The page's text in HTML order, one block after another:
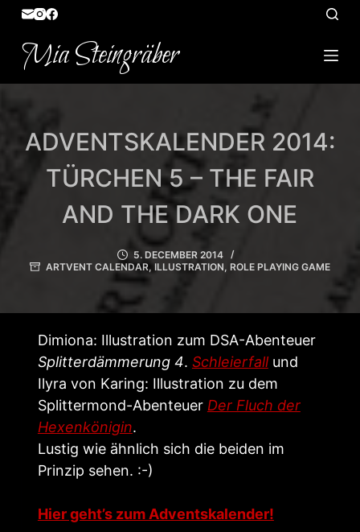
S
k
p
Mia Steingräber
ADVENTSKALENDER 2014:
TÜRCHEN 5 – THE FAIR
AND THE DARK ONE
5. DECEMBER 2014
ARTVENT CALENDAR, ILLUSTRATION, ROLE PLAYING GAME
Dimiona: Illustration zum DSA-Abenteuer
Splitterdämmerung 4. Schleierfallund
Ilyra von Karing: Illustration zu dem
Splittermond-Abenteuer Der Fluch der
Hexenkönigin.
Lustig wie ähnlich sich die beiden im
Prinzip sehen. :-)
Hier geht’s zum Adventskalender!